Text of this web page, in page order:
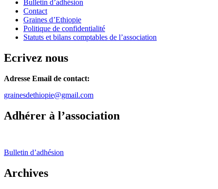
Bulletin d’adhésion
Contact
Graines d’Ethiopie
Politique de confidentialité
Statuts et bilans comptables de l’association
Ecrivez nous
Adresse Email de contact:
grainesdethiopie@gmail.com
Adhérer à l’association
Bulletin d’adhésion
Archives